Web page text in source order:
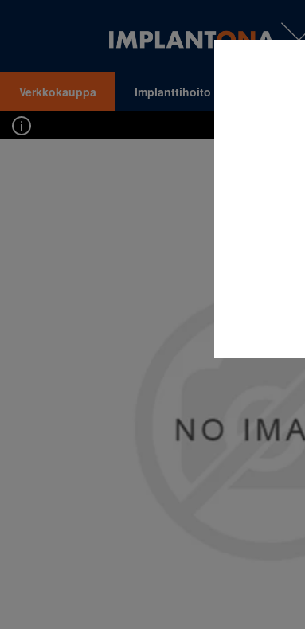
Verkkokauppa Implanttihoito